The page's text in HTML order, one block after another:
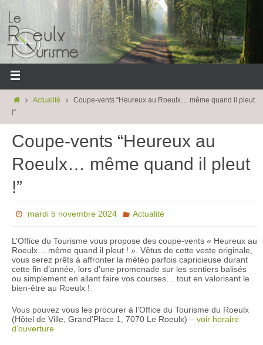
Actualité
Coupe-vents “Heureux au Roeulx… même quand il pleut
!”
Coupe-vents “Heureux au
Roeulx… même quand il pleut
!”
mardi 5 novembre 2024 Actualité
L’Office du Tourisme vous propose des coupe-vents « Heureux au
Roeulx… même quand il pleut ! ». Vêtus de cette veste originale,
vous serez prêts à affronter la météo parfois capricieuse durant
cette fin d’année, lors d’une promenade sur les sentiers balisés
ou simplement en allant faire vos courses… tout en valorisant le
bien-être au Roeulx !
Vous pouvez vous les procurer à l’Office du Tourisme du Roeulx
(Hôtel de Ville, Grand’Place 1, 7070 Le Roeulx) – voir horaire
d’ouverture